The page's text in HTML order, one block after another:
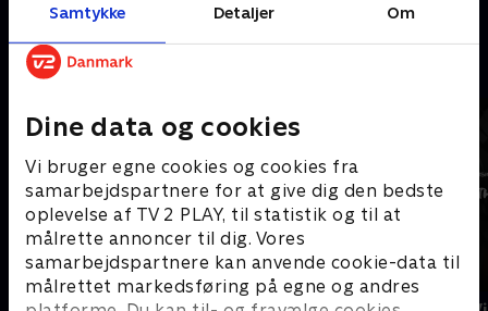
Samtykke Detaljer Om
Dine data og cookies
Vi bruger egne cookies og cookies fra
samarbejdspartnere for at give dig den bedste
oplevelse af TV 2 PLAY, til statistik og til at
målrette annoncer til dig. Vores
samarbejdspartnere kan anvende cookie-data til
målrettet markedsføring på egne og andres
Mere indhold fra Disney+